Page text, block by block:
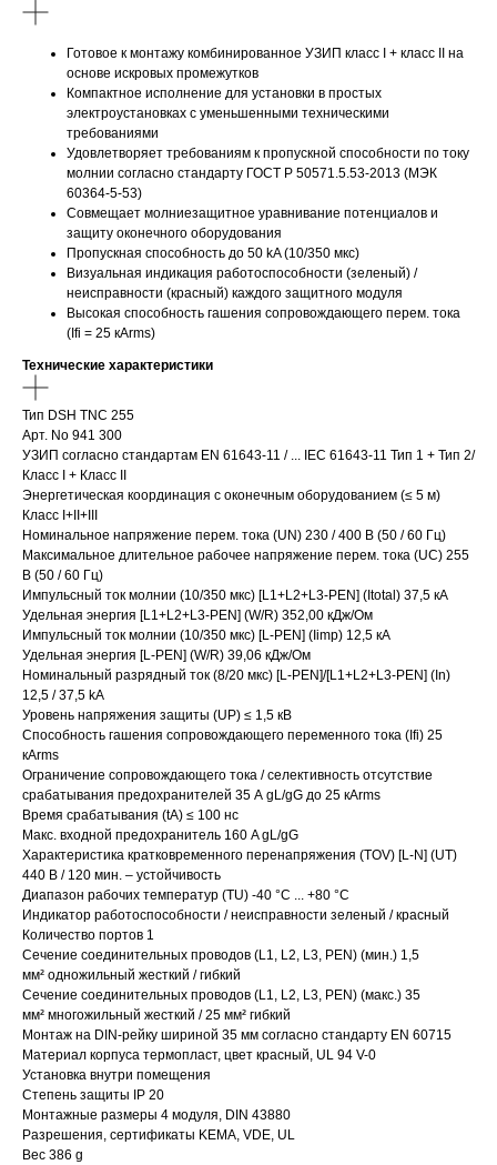
Готовое к монтажу комбинированное УЗИП класс I + класс II на
основе искровых промежутков
Компактное исполнение для установки в простых
электроустановках с уменьшенными техническими
требованиями
Удовлетворяет требованиям к пропускной способности по току
молнии согласно стандарту ГОСТ Р 50571.5.53-2013 (МЭК
60364-5-53)
Совмещает молниезащитное уравнивание потенциалов и
защиту оконечного оборудования
Пропускная способность до 50 kA (10/350 мкс)
Визуальная индикация работоспособности (зеленый) /
неисправности (красный) каждого защитного модуля
Высокая способность гашения сопровождающего перем. тока
(Ifi = 25 кАrms)
Технические характеристики
Тип DSH TNC 255
Арт. No 941 300
УЗИП согласно стандартам EN 61643-11 / ... IEC 61643-11 Тип 1 + Тип 2/
Класс I + Класс II
Энергетическая координация с оконечным оборудованием (≤ 5 м)
Класс I+II+III
Номинальное напряжение перем. тока (UN) 230 / 400 В (50 / 60 Гц)
Максимальное длительное рабочее напряжение перем. тока (UC) 255
В (50 / 60 Гц)
Импульсный ток молнии (10/350 мкс) [L1+L2+L3-PEN] (Itotal) 37,5 кА
Удельная энергия [L1+L2+L3-PEN] (W/R) 352,00 кДж/Ом
Импульсный ток молнии (10/350 мкс) [L-PEN] (Iimp) 12,5 кА
Удельная энергия [L-PEN] (W/R) 39,06 кДж/Ом
Номинальный разрядный ток (8/20 мкс) [L-PEN]/[L1+L2+L3-PEN] (In)
12,5 / 37,5 kA
Уровень напряжения защиты (UP) ≤ 1,5 кВ
Способность гашения сопровождающего переменного тока (Ifi) 25
кАrms
Ограничение сопровождающего тока / селективность отсутствие
срабатывания предохранителей 35 А gL/gG до 25 кАrms
Время срабатывания (tA) ≤ 100 нс
Макс. входной предохранитель 160 A gL/gG
Характеристика кратковременного перенапряжения (TOV) [L-N] (UT)
440 В / 120 мин. – устойчивость
Диапазон рабочих температур (TU) -40 °C ... +80 °C
Индикатор работоспособности / неисправности зеленый / красный
Количество портов 1
Сечение соединительных проводов (L1, L2, L3, PEN) (мин.) 1,5
мм² одножильный жесткий / гибкий
Сечение соединительных проводов (L1, L2, L3, PEN) (макс.) 35
мм² многожильный жесткий / 25 мм² гибкий
Монтаж на DIN-рейку шириной 35 мм согласно стандарту EN 60715
Материал корпуса термопласт, цвет красный, UL 94 V-0
Установка внутри помещения
Степень защиты IP 20
Монтажные размеры 4 модуля, DIN 43880
Разрешения, сертификаты KEMA, VDE, UL
Вес 386 g